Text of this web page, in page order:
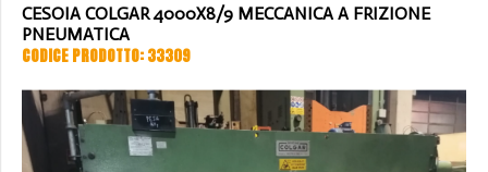
CESOIA COLGAR 4000X8/9 MECCANICA A FRIZIONE
PNEUMATICA
CODICE PRODOTTO: 33309